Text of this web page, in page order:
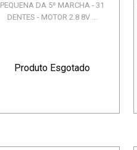
PEQUENA DA 5º MARCHA - 31
DENTES - MOTOR 2.8 8V ...
Produto Esgotado